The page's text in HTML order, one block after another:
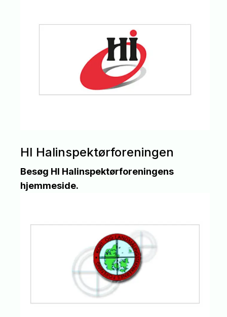
HI Halinspektørforeningen
Besøg HI Halinspektørforeningens
hjemmeside.